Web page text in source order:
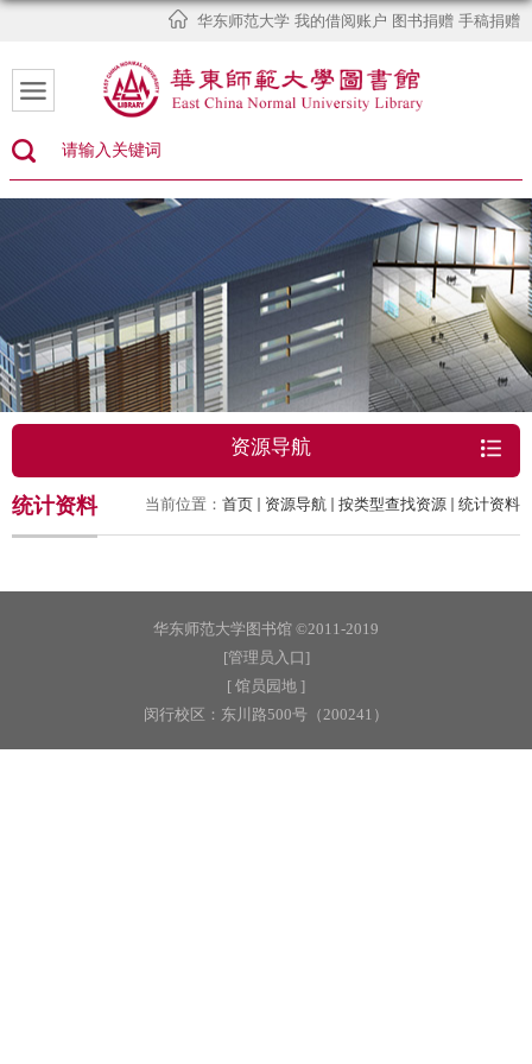
华东师范大学 我的借阅账户 图书捐赠 手稿捐赠
资源导航
当前位置： 首页 资源导航 按类型查找资源 统计资料
统计资料
华东师范大学图书馆 ©2011-2019
[管理员入口]
[ 馆员园地 ]
闵行校区：东川路500号（200241）